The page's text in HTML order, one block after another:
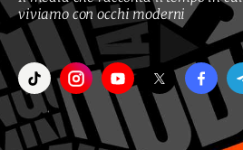
viviamo con occhi moderni